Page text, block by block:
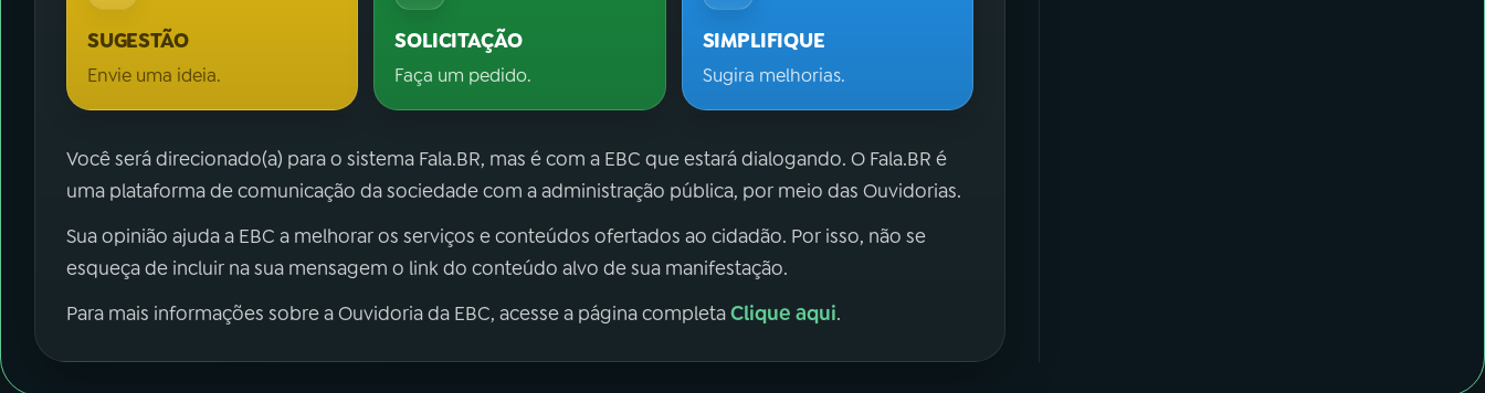
SUGESTÃO
Envie uma ideia.
SOLICITAÇÃO
Faça um pedido.
SIMPLIFIQUE
Sugira melhorias.
Você será direcionado(a) para o sistema Fala.BR, mas é com a EBC que estará dialogando. O Fala.BR é
uma plataforma de comunicação da sociedade com a administração pública, por meio das Ouvidorias.
Sua opinião ajuda a EBC a melhorar os serviços e conteúdos ofertados ao cidadão. Por isso, não se
esqueça de incluir na sua mensagem o link do conteúdo alvo de sua manifestação.
Para mais informações sobre a Ouvidoria da EBC, acesse a página completaClique aqui.